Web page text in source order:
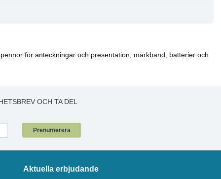
för anteckningar och presentation, märkband, batterier och
OCH TA DEL
Prenumerera
Aktuella erbjudande